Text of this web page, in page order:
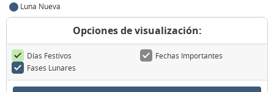
Luna Nueva
Opciones de visualización:
Días Festivos
Fechas Importantes
Fases Lunares